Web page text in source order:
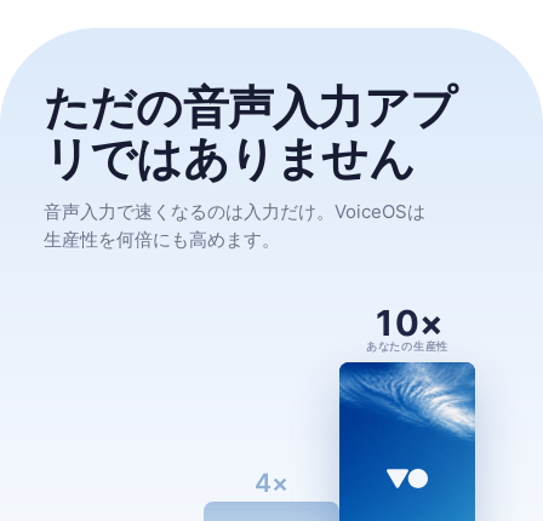
ただの音声入力アプ
リではありません
音声入力で速くなるのは入力だけ。VoiceOSは
生産性を何倍にも高めます。
4×
10×
あなたの生産性